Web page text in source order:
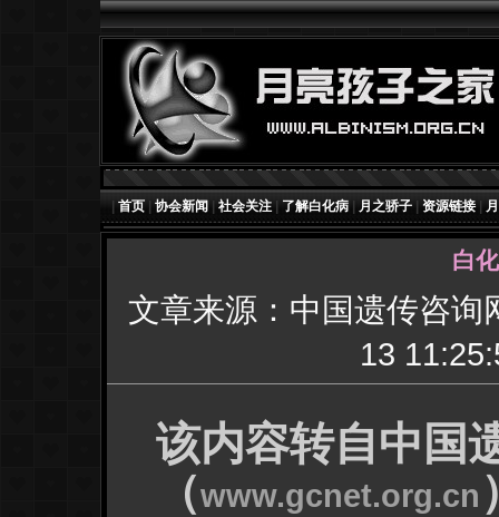
首页| 协会新闻 社会关注 了解白化病 月之骄子 资源链接|
白
文章来源：中国遗传咨询
13
该内容转自中国
（www.gcnet.org.cn